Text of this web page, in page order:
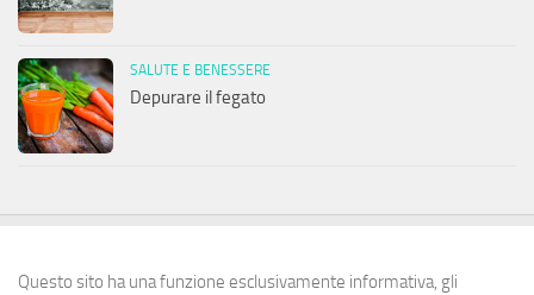
SALUTE E BENESSERE
Depurare il fegato
Questo sito ha una funzione esclusivamente informativa, gli